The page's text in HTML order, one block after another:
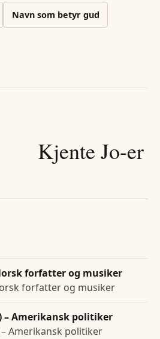
Navn som betyr gud
Kjente Jo-er
forfatter og musiker
forfatter og musiker
– Amerikansk politiker
– Amerikansk politiker